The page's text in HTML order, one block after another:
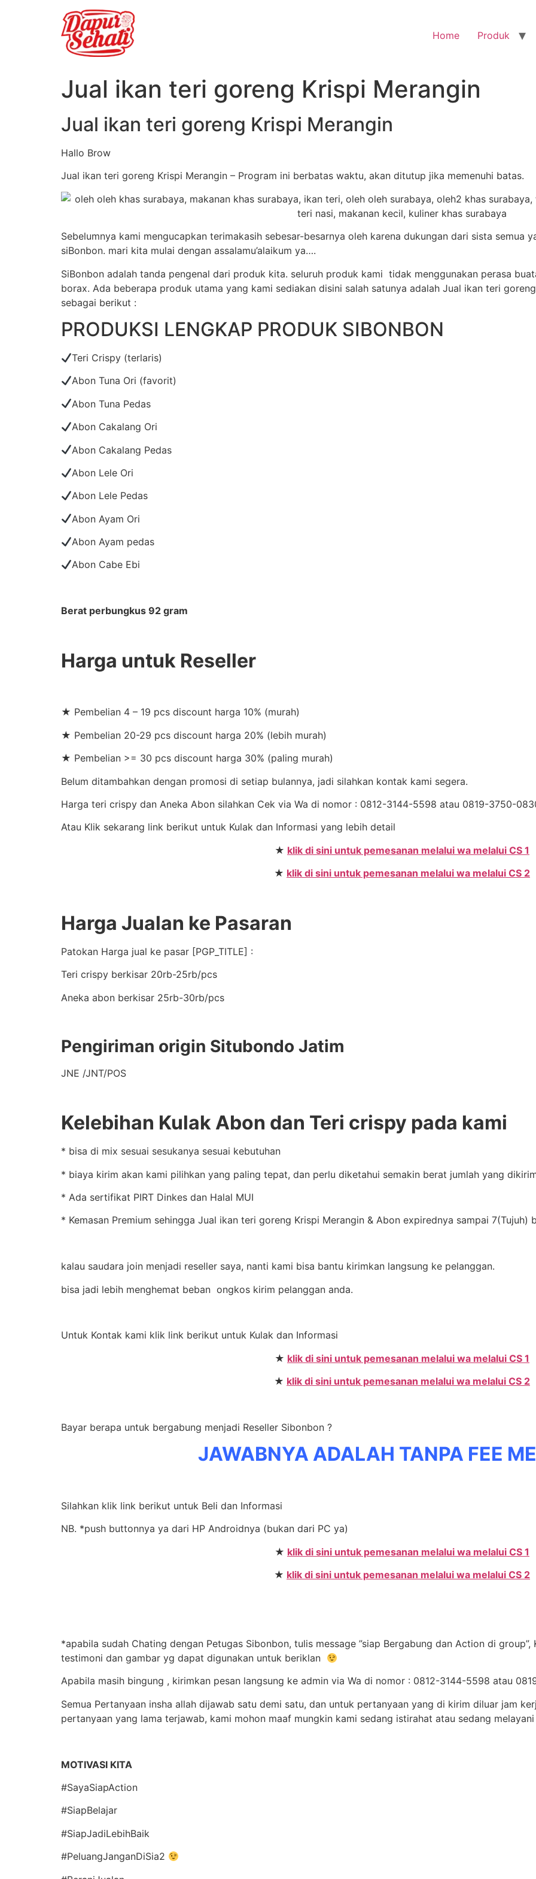
Home Produk
Jual ikan teri goreng Krispi Merangin
Jual ikan teri goreng Krispi Merangin
Hallo Brow
Jual ikan teri goreng Krispi Merangin – Program ini berbatas waktu, akan ditutup jika memenuhi batas.
Sebelumnya kami mengucapkan terimakasih sebesar-besarnya oleh karena dukungan dari sista semua
siBonbon. mari kita mulai dengan assalamu’alaikum ya….
SiBonbon adalah tanda pengenal dari produk kita. seluruh produk kami tidak menggunakan perasa
borax. Ada beberapa produk utama yang kami sediakan disini salah satunya adalah Jual ikan teri
sebagai berikut :
PRODUKSI LENGKAP PRODUK SIBONBON
Teri Crispy (terlaris)
Abon Tuna Ori (favorit)
Abon Tuna Pedas
Abon Cakalang Ori
Abon Cakalang Pedas
Abon Lele Ori
Abon Lele Pedas
Abon Ayam Ori
Abon Ayam pedas
Abon Cabe Ebi
Berat perbungkus 92 gram
Harga untuk Reseller
★ Pembelian 4 – 19 pcs discount harga 10% (murah)
★ Pembelian 20-29 pcs discount harga 20% (lebih murah)
★ Pembelian >= 30 pcs discount harga 30% (paling murah)
Belum ditambahkan dengan promosi di setiap bulannya, jadi silahkan kontak kami segera.
Harga teri crispy dan Aneka Abon silahkan Cek via Wa di nomor : 0812-3144-5598 atau 0819-3750-
Atau Klik sekarang link berikut untuk Kulak dan Informasi yang lebih detail
★ klik di sini untuk pemesanan melalui wa melalui CS 1
★ klik di sini untuk pemesanan melalui wa melalui CS 2
Harga Jualan ke Pasaran
Patokan Harga jual ke pasar [PGP_TITLE] :
Teri crispy berkisar 20rb-25rb/pcs
Aneka abon berkisar 25rb-30rb/pcs
Pengiriman origin Situbondo Jatim
JNE /JNT/POS
Kelebihan Kulak Abon dan Teri crispy pada kami
* bisa di mix sesuai sesukanya sesuai kebutuhan
* biaya kirim akan kami pilihkan yang paling tepat, dan perlu diketahui semakin berat jumlah yang
* Ada sertifikat PIRT Dinkes dan Halal MUI
* Kemasan Premium sehingga Jual ikan teri goreng Krispi Merangin & Abon expirednya sampai 7(Tujuh)
kalau saudara join menjadi reseller saya, nanti kami bisa bantu kirimkan langsung ke pelanggan.
bisa jadi lebih menghemat beban ongkos kirim pelanggan anda.
Untuk Kontak kami klik link berikut untuk Kulak dan Informasi
★ klik di sini untuk pemesanan melalui wa melalui CS 1
★ klik di sini untuk pemesanan melalui wa melalui CS 2
Bayar berapa untuk bergabung menjadi Reseller Sibonbon ?
JAWABNYA ADALAH TANPA FEE
Silahkan klik link berikut untuk Beli dan Informasi
NB. *push buttonnya ya dari HP Androidnya (bukan dari PC ya)
★ klik di sini untuk pemesanan melalui wa melalui CS 1
★ klik di sini untuk pemesanan melalui wa melalui CS 2
*apabila sudah Chating dengan Petugas Sibonbon, tulis message ”siap Bergabung dan Action di
testimoni dan gambar yg dapat digunakan untuk beriklan
Apabila masih bingung , kirimkan pesan langsung ke admin via Wa di nomor : 0812-3144-5598 atau
Semua Pertanyaan insha allah dijawab satu demi satu, dan untuk pertanyaan yang di kirim diluar jam
pertanyaan yang lama terjawab, kami mohon maaf mungkin kami sedang istirahat atau sedang
MOTIVASI KITA
#SayaSiapAction
#SiapBelajar
#SiapJadiLebihBaik
#PeluangJanganDiSia2